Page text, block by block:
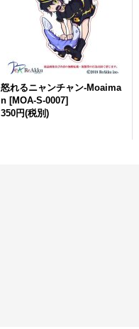
怒れるニャンチャン-Moaima
n [MOA-S-0007]
350円(税別)